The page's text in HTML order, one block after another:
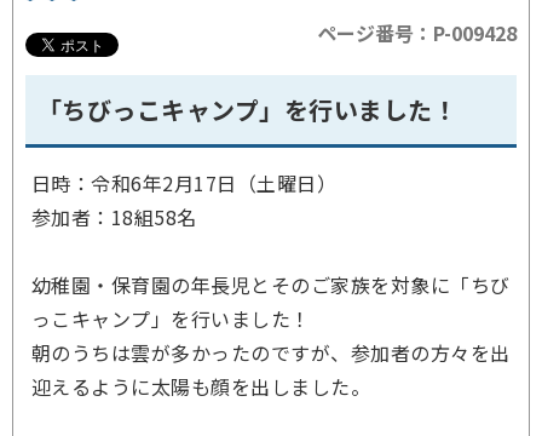
ページ番号：P-009428
「ちびっこキャンプ」を行いました！
日時：令和6年2月17日（土曜日）
参加者：18組58名
幼稚園・保育園の年長児とそのご家族を対象に「ちび
っこキャンプ」を行いました！
朝のうちは雲が多かったのですが、参加者の方々を出
迎えるように太陽も顔を出しました。